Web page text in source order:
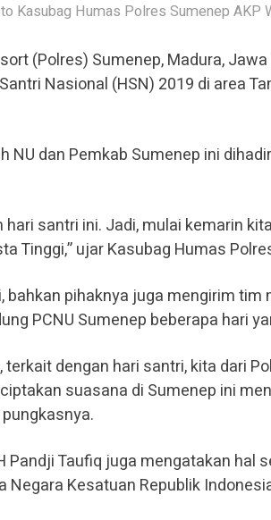
Kasubag Humas Polres Sumenep AKP
(Polres) Sumenep, Madura,
Nasional (HSN) 2019 di area
NU dan Pemkab Sumenep ini
hari santri ini. Jadi, mulai kemarin
Tinggi,” ujar Kasubag Humas
bahkan pihaknya juga mengirim
PCNU Sumenep beberapa hari
terkait dengan hari santri, kita dari
suasana di Sumenep ini
Pandji Taufiq juga mengatakan hal
Negara Kesatuan Republik